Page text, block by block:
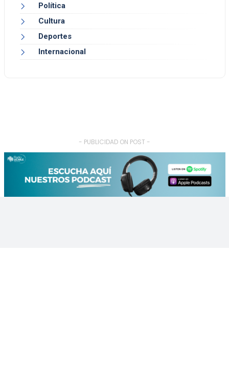
Política
Cultura
Deportes
Internacional
- PUBLICIDAD ON POST -